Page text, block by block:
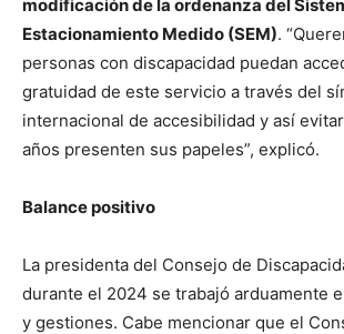
modificación de la ordenanza del
Estacionamiento Medido (SEM).
personas con discapacidad puedan
gratuidad de este servicio a través del
internacional de accesibilidad y así
años presenten sus papeles”, explicó.
Balance positivo
La presidenta del Consejo de
durante el 2024 se trabajó arduamente
y gestiones. Cabe mencionar que el